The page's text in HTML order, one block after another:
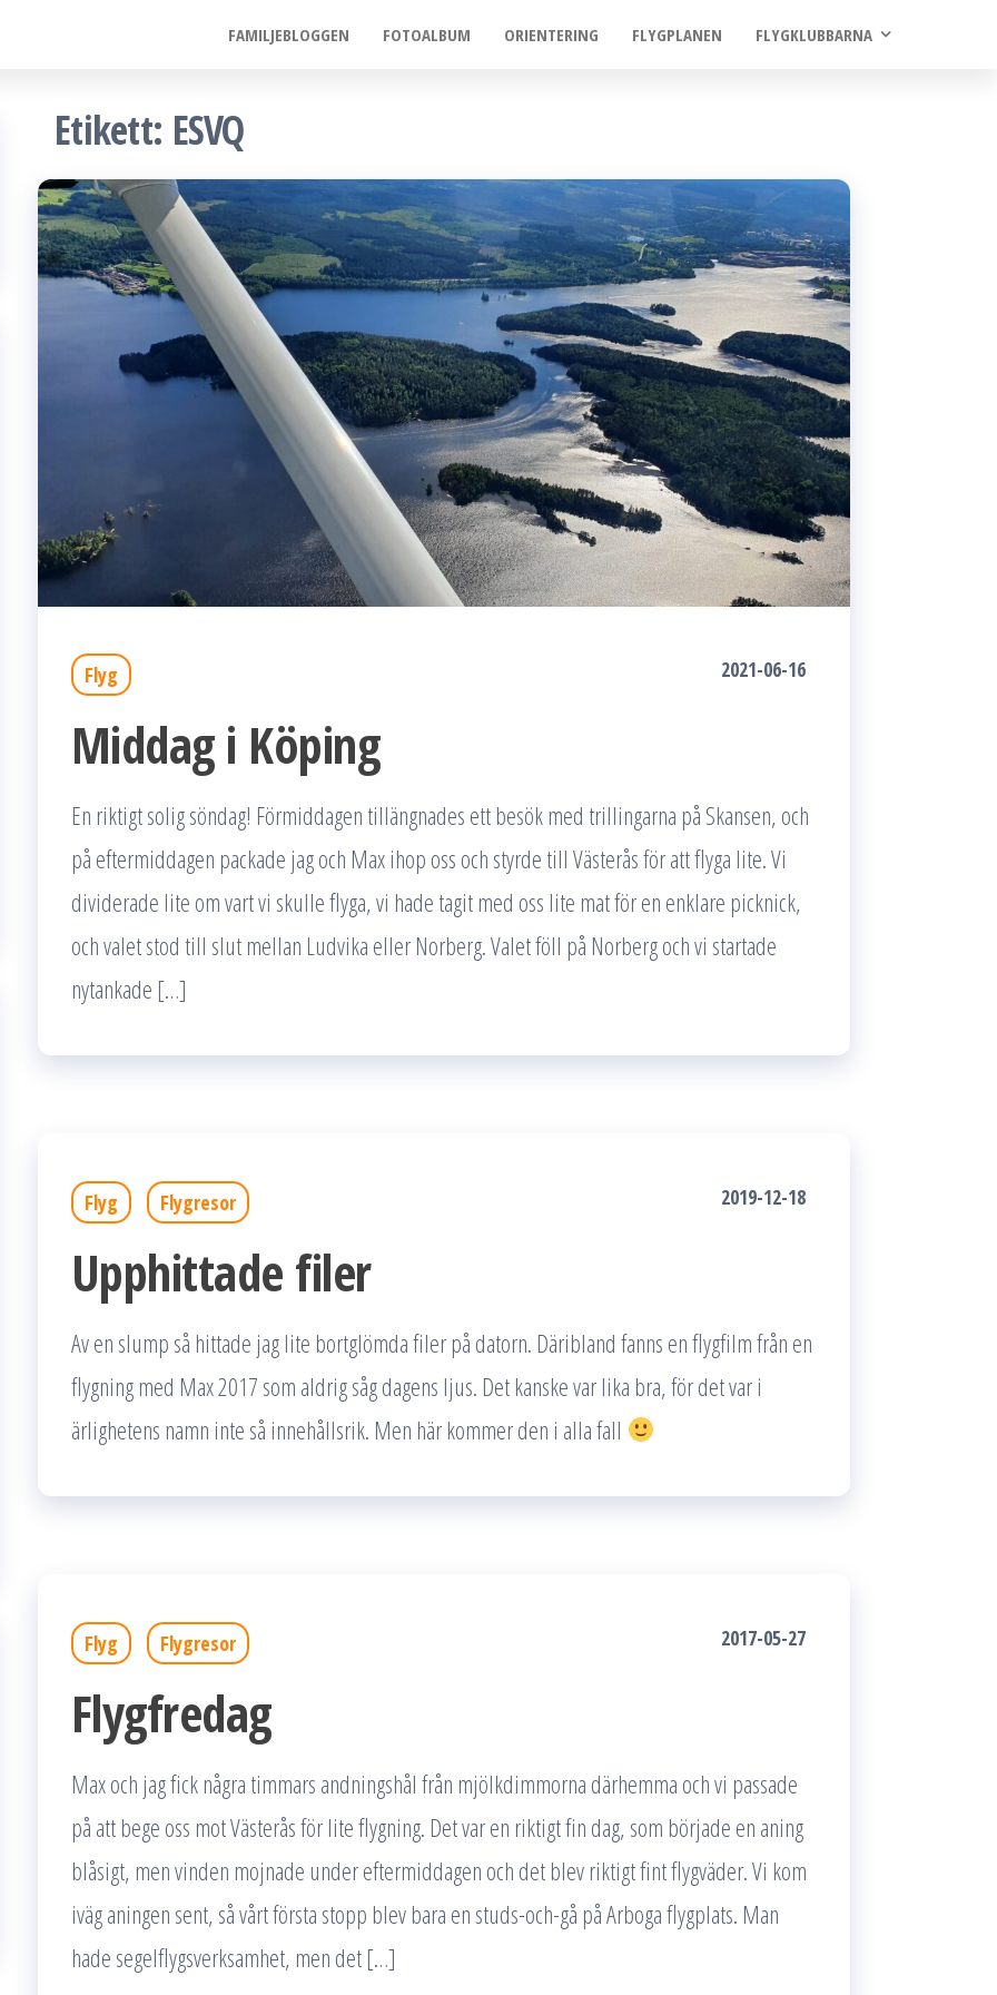
FAMILJEBLOGGEN FOTOALBUM ORIENTERING FLYGPLANEN FLYGKLUBBARNA
Etikett: ESVQ
Flyg 2021-06-16
Middag i Köping
En riktigt solig söndag! Förmiddagen tillängnades ett besök med trillingarna på Skansen, och
på eftermiddagen packade jag och Max ihop oss och styrde till Västerås för att flyga lite. Vi
dividerade lite om vart vi skulle flyga, vi hade tagit med oss lite mat för en enklare picknick,
och valet stod till slut mellan Ludvika eller Norberg. Valet föll på Norberg och vi startade
nytankade […]
Flyg Flygresor 2019-12-18
Upphittade filer
Av en slump så hittade jag lite bortglömda filer på datorn. Däribland fanns en flygfilm från en
flygning med Max 2017 som aldrig såg dagens ljus. Det kanske var lika bra, för det var i
ärlighetens namn inte så innehållsrik. Men här kommer den i alla fall
Flyg Flygresor 2017-05-27
Flygfredag
Max och jag fick några timmars andningshål från mjölkdimmorna därhemma och vi passade
på att bege oss mot Västerås för lite flygning. Det var en riktigt fin dag, som började en aning
blåsigt, men vinden mojnade under eftermiddagen och det blev riktigt fint flygväder. Vi kom
iväg aningen sent, så vårt första stopp blev bara en studs-och-gå på Arboga flygplats. Man
hade segelflygsverksamhet, men det […]